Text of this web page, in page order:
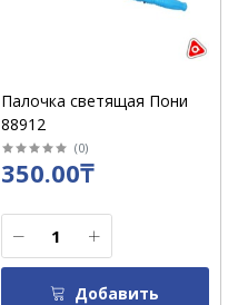
Палочка светящая Пони
88912
(0)
350.00₸
Добавить